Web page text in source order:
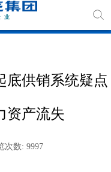
底供销系统疑点
资产流失
次数: 9997